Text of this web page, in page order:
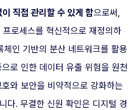
직접 관리할 수 있게 함으로써,
로세스를 혁신적으로 재정의하
체인 기반의 분산 네트워크를 활용
로 인한 데이터 유출 위험을 원천
와 보안을 비약적으로 강화하는
다. 무결한 신원 확인은 디지털 경